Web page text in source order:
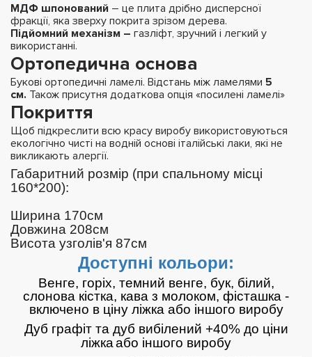
МДФ шпонований – це плита дрібно дисперсної
фракції, яка зверху покрита зрізом дерева.
Підйомний механізм – газліфт, зручний і легкий у
використанні.
Ортопедична основа
Букові ортопедичні ламелі. Відстань між ламелями 5
см. Також присутня додаткова опція «посилені ламелі»
Покриття
Щоб підкреслити всю красу виробу використовуються
екологічно чисті на водній основі італійські лаки, які не
викликають алергії.
Габаритний розмір (при спальному місці
160*200):
Ширина 170см
Довжина 208см
Висота узголів'я 87см
Доступні кольори:
Венге, горіх, темний венге, бук, білий,
слонова кістка, кава з молоком, фісташка -
включено в ціну ліжка або іншого виробу
Дуб графіт та дуб вибілений +40% до ціни
ліжкаабо іншого виробу